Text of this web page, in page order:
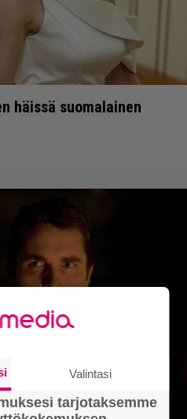
häissä suomalainen
Valintasi
tarjotaksemme